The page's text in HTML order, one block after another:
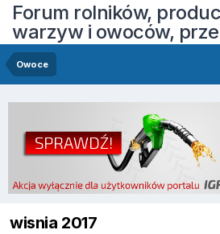
Forum rolników,
warzyw i owoców,
Owoce
wisnia 2017